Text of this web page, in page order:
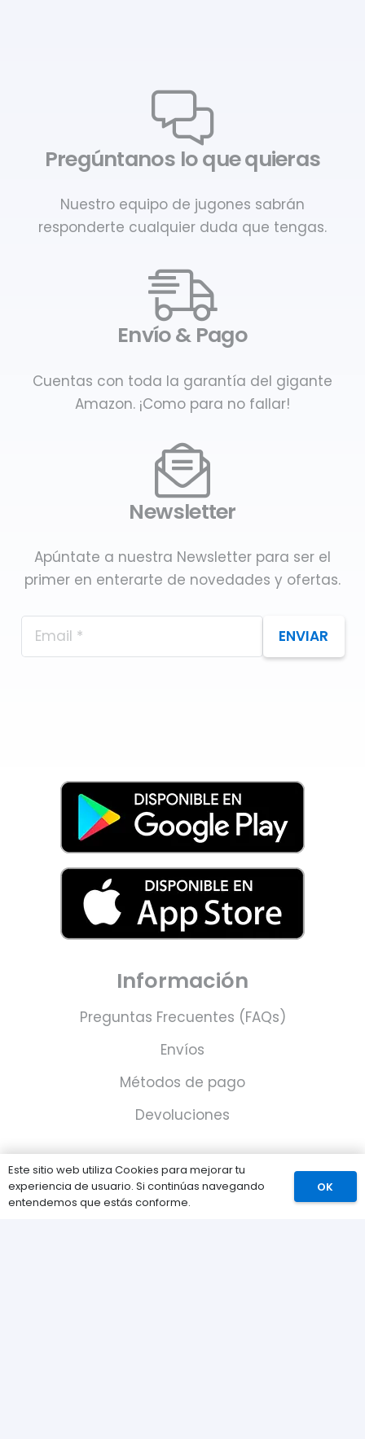
Pregúntanos lo que quieras
Nuestro equipo de jugones sabrán
responderte cualquier duda que tengas.
Envío & Pago
Cuentas con toda la garantía del gigante
Amazon. ¡Como para no fallar!
Newsletter
Apúntate a nuestra Newsletter para ser el
primer en enterarte de novedades y ofertas.
ENVIAR
Información
Preguntas Frecuentes (FAQs)
Envíos
Métodos de pago
Devoluciones
Nuestra tienda
Este sitio web utiliza Cookies para mejorar tu
experiencia de usuario. Si continúas navegando
entendemos que estás conforme.
OK